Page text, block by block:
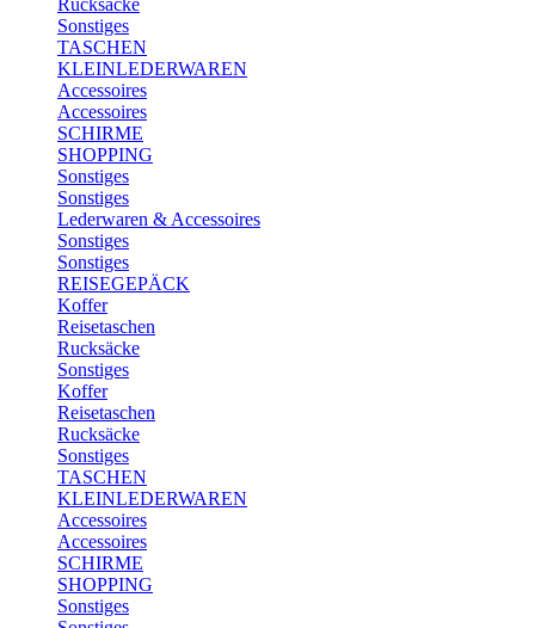
Rucksäcke
Sonstiges
TASCHEN
KLEINLEDERWAREN
Accessoires
Accessoires
SCHIRME
SHOPPING
Sonstiges
Sonstiges
Lederwaren & Accessoires
Sonstiges
Sonstiges
REISEGEPÄCK
Koffer
Reisetaschen
Rucksäcke
Sonstiges
Koffer
Reisetaschen
Rucksäcke
Sonstiges
TASCHEN
KLEINLEDERWAREN
Accessoires
Accessoires
SCHIRME
SHOPPING
Sonstiges